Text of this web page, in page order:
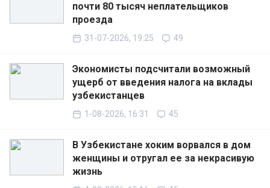
почти 80 тысяч неплательщиков
проезда
31-07-2026, 19:25 49
Экономисты подсчитали возможный
ущерб от введения налога на вклады
узбекистанцев
1-08-2026, 16:31 45
В Узбекистане хоким ворвался в дом
женщины и отругал ее за некрасивую
жизнь